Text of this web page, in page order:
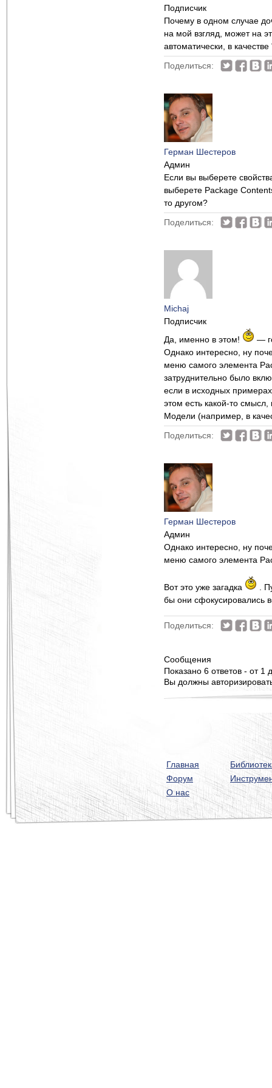
Подписчик
Почему в одном случае
на мой взгляд, может на
автоматически, в
Поделиться:
Герман Шестеров
Админ
Если вы выберете
выберете Package
то другом?
Поделиться:
Michaj
Подписчик
Да, именно в этом!
—
Однако интересно, ну
меню самого элемента
затруднительно было
если в исходных
этом есть какой-то
Модели (например, в
Поделиться:
Герман Шестеров
Админ
Однако интересно, ну
меню самого элемента
Вот это уже загадка
.
бы они сфокусировались
Поделиться:
Сообщения
Показано 6 ответов - от 1
Вы должны
Главная
Форум
О нас